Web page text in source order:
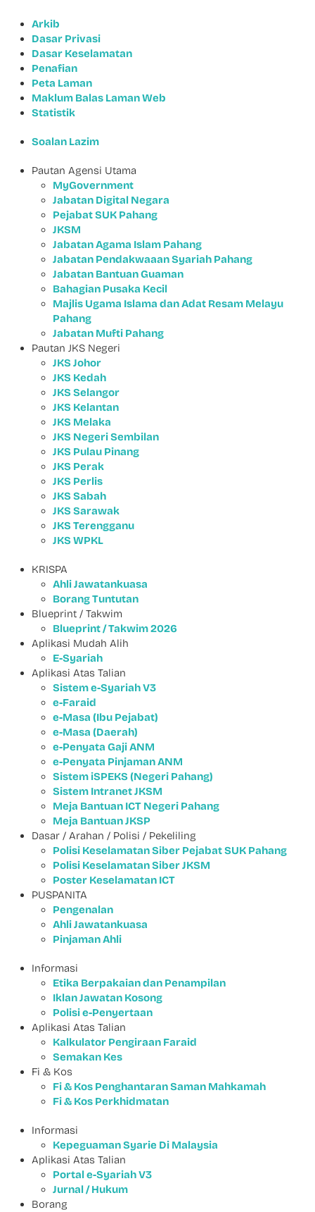
Arkib
Dasar Privasi
Dasar Keselamatan
Penafian
Peta Laman
Maklum Balas Laman Web
Statistik
Soalan Lazim
Pautan Agensi Utama
MyGovernment
Jabatan Digital Negara
Pejabat SUK Pahang
JKSM
Jabatan Agama Islam Pahang
Jabatan Pendakwaaan Syariah Pahang
Jabatan Bantuan Guaman
Bahagian Pusaka Kecil
Majlis Ugama Islama dan Adat Resam Melayu
Pahang
Jabatan Mufti Pahang
Pautan JKS Negeri
JKS Johor
JKS Kedah
JKS Selangor
JKS Kelantan
JKS Melaka
JKS Negeri Sembilan
JKS Pulau Pinang
JKS Perak
JKS Perlis
JKS Sabah
JKS Sarawak
JKS Terengganu
JKS WPKL
KRISPA
Ahli Jawatankuasa
Borang Tuntutan
Blueprint / Takwim
Blueprint / Takwim 2026
Aplikasi Mudah Alih
E-Syariah
Aplikasi Atas Talian
Sistem e-Syariah V3
e-Faraid
e-Masa (Ibu Pejabat)
e-Masa (Daerah)
e-Penyata Gaji ANM
e-Penyata Pinjaman ANM
Sistem iSPEKS (Negeri Pahang)
Sistem Intranet JKSM
Meja Bantuan ICT Negeri Pahang
Meja Bantuan JKSP
Dasar / Arahan / Polisi / Pekeliling
Polisi Keselamatan Siber Pejabat SUK Pahang
Polisi Keselamatan Siber JKSM
Poster Keselamatan ICT
PUSPANITA
Pengenalan
Ahli Jawatankuasa
Pinjaman Ahli
Informasi
Etika Berpakaian dan Penampilan
Iklan Jawatan Kosong
Polisi e-Penyertaan
Aplikasi Atas Talian
Kalkulator Pengiraan Faraid
Semakan Kes
Fi & Kos
Fi & Kos Penghantaran Saman Mahkamah
Fi & Kos Perkhidmatan
Informasi
Kepeguaman Syarie Di Malaysia
Aplikasi Atas Talian
Portal e-Syariah V3
Jurnal / Hukum
Borang